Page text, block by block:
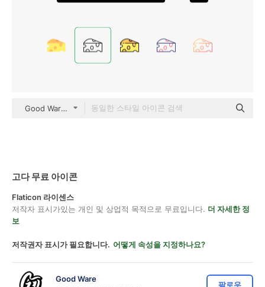
Good Ware Lineal
고다 무료 아이콘
Flaticon 라이센스
저작자 표시가있는 개인 및 상업적 목적으로 무료입니다. 더 자세한 정
보
저작권자 표시가 필요합니다. 어떻게 속성을 지정하나요?
Good Ware
팔로우